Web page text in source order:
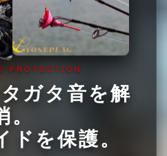
PROTECTION
ガタ音を解
。
ドを保護。